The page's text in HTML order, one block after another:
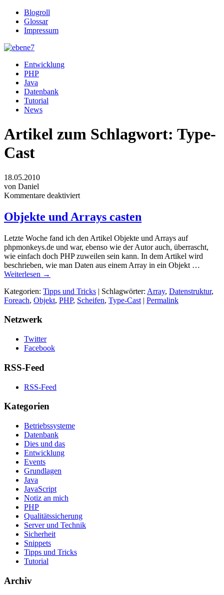
Blogroll
Glossar
Impressum
Entwicklung
PHP
Java
Datenbank
Tutorial
News
Artikel zum Schlagwort: Type-
Cast
18.05.2010
von Daniel
Kommentare deaktiviert
Objekte und Arrays casten
Letzte Woche fand ich den Artikel Objekte und Arrays auf
phpmonkeys.de und war, ebenso wie der Autor auch, überrascht,
wie einfach doch PHP zuweilen sein kann. In dem Artikel wird
beschrieben, wie man Daten aus einem Array in ein Objekt …
Weiterlesen →
Kategorien: Tipps und Tricks | Schlagwörter: Array, Datenstruktur,
Foreach, Objekt, PHP, Scheifen, Type-Cast | Permalink
Netzwerk
Twitter
Facebook
RSS-Feed
RSS-Feed
Kategorien
Betriebssysteme
Datenbank
Dies und das
Entwicklung
Events
Grundlagen
Java
JavaScript
Notiz an mich
PHP
Qualitätssicherung
Server und Technik
Sicherheit
Snippets
Tipps und Tricks
Tutorial
Archiv